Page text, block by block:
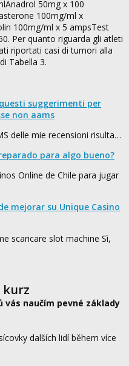
50mg x 100
100mg/ml x
100mg/ml x 5 ampsTest
Per quanto riguarda gli atleti
riportati casi di tumori alla
Tabella 3.
suggerimenti per
non aams
delle mie recensioni risulta…
para algo bueno?
Online de Chile para jugar
mejorar su Unique Casino
scaricare slot machine Sì,
kurz
vás naučím pevné základy
dalších lidí během více